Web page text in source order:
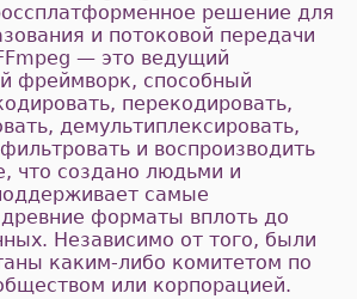
решение для
и потоковой передачи
— это ведущий
фреймворк, способный
перекодировать,
демультиплексировать,
и воспроизводить
что создано людьми и
самые
форматы вплоть до
Независимо от того, были
каким-либо комитетом по
или корпорацией.